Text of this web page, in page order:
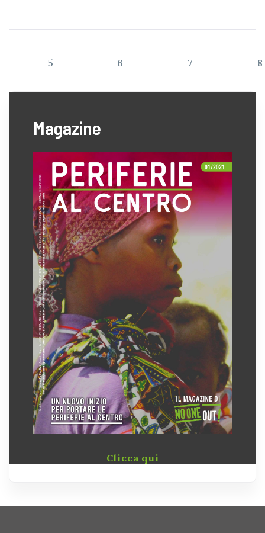
5 6 7 8
Magazine
Clicca qui